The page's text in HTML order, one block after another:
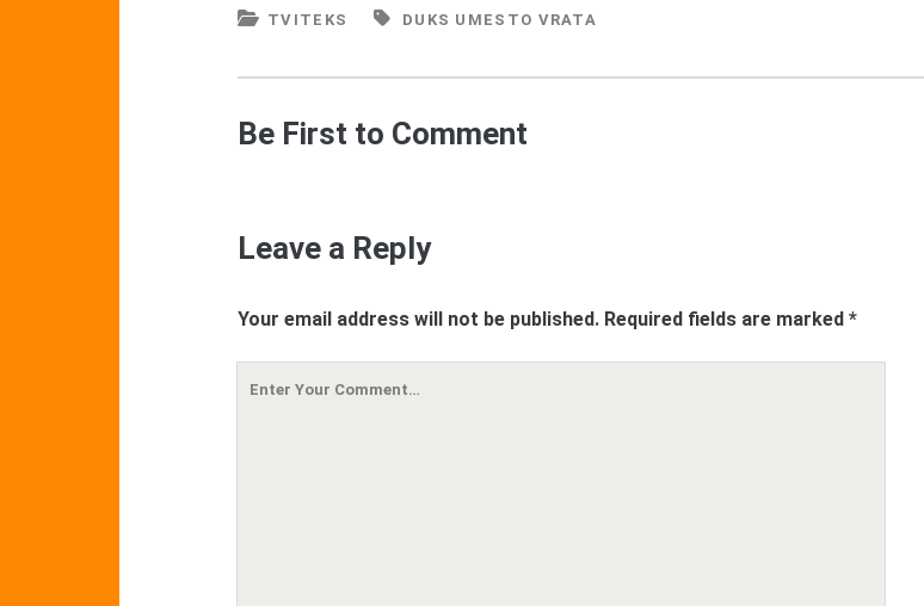
TVITEKS DUKS UMESTO VRATA
Be First to Comment
Leave a Reply
Your email address will not be published. Required fields are marked*